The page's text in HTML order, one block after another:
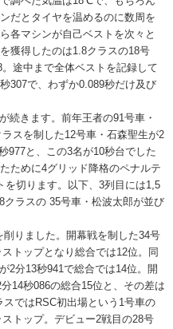
だとタイヤを温めるのに数周を
各マシンが自己ベストを次々と
獲得したのは1.8クラスの18号
途中まで全体ベストを記録して
307で、わずか0.089秒だけ及び
続きます。前年王者の91号車・
スを制した12号車・石森聖生が2
977と、この3名が10秒台でした
ために4グリッド降格のペナルテ
を切ります。以下、3列目には1,5
ラスの 35号車・松波太郎が並び
りました。開幕戦を制した34号
トップとなり総合では12位。同
2分13秒941で総合では14位。開
14秒086の総合15位と、その差は
ではRSC初出場という1号車の
トップ。デビュー2戦目の28号